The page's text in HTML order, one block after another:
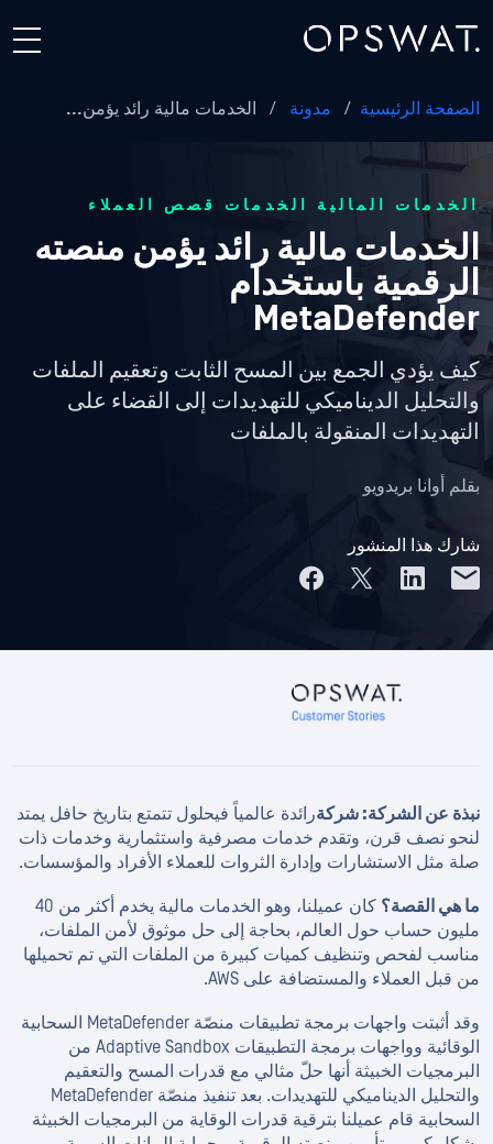
الصفحة الرئيسية / مدونة / الخدمات مالية رائد يؤمن...
الخدمات المالية الخدمات قصص العملاء
الخدمات مالية رائد يؤمن منصته
الرقمية باستخدام
MetaDefender
كيف يؤدي الجمع بين المسح الثابت وتعقيم الملفات
والتحليل الديناميكي للتهديدات إلى القضاء على
التهديدات المنقولة بالملفات
بقلم أوانا بريدويو
شارك هذا المنشور
نبذة عن الشركة: شركةرائدة عالمياً فيحلول تتمتع بتاريخ حافل يمتد
لنحو نصف قرن، وتقدم خدمات مصرفية واستثمارية وخدمات ذات
صلة مثل الاستشارات وإدارة الثروات للعملاء الأفراد والمؤسسات.
ما هي القصة؟
كان عميلنا، وهو الخدمات مالية يخدم أكثر من 40
مليون حساب حول العالم، بحاجة إلى حل موثوق لأمن الملفات،
مناسب لفحص وتنظيف كميات كبيرة من الملفات التي تم تحميلها
من قبل العملاء والمستضافة على AWS.
وقد أثبتت واجهات برمجة تطبيقات منصّة MetaDefender السحابية
الوقائية وواجهات برمجة التطبيقات Adaptive Sandbox من
البرمجيات الخبيثة أنها حلّ مثالي مع قدرات المسح والتعقيم
والتحليل الديناميكي للتهديدات. بعد تنفيذ منصّة MetaDefender
السحابية قام عميلنا بترقية قدرات الوقاية من البرمجيات الخبيثة